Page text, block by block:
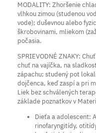
MODALITY: Zhoršenie
vlhkou zimou (studenou
vode); duševnou alebo
škrobovinami, mliekom
počasia.
SPRIEVODNÉ ZNAKY:
chuť na vajíčka, na
zápachu; studený pot
dojčenca, keď zaspí a pri
Liek bez schválených
základe poznatkov v
Dieťa a adolescent:
rinofaryngitídy,